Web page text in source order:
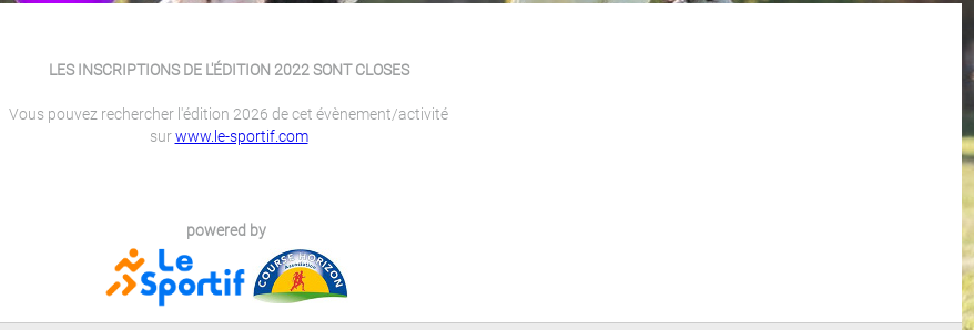
LES INSCRIPTIONS DE L'ÉDITION 2022 SONT CLOSES
Vous pouvez rechercher l'édition 2026 de cet évènement/activité
surwww.le-sportif.com
powered by